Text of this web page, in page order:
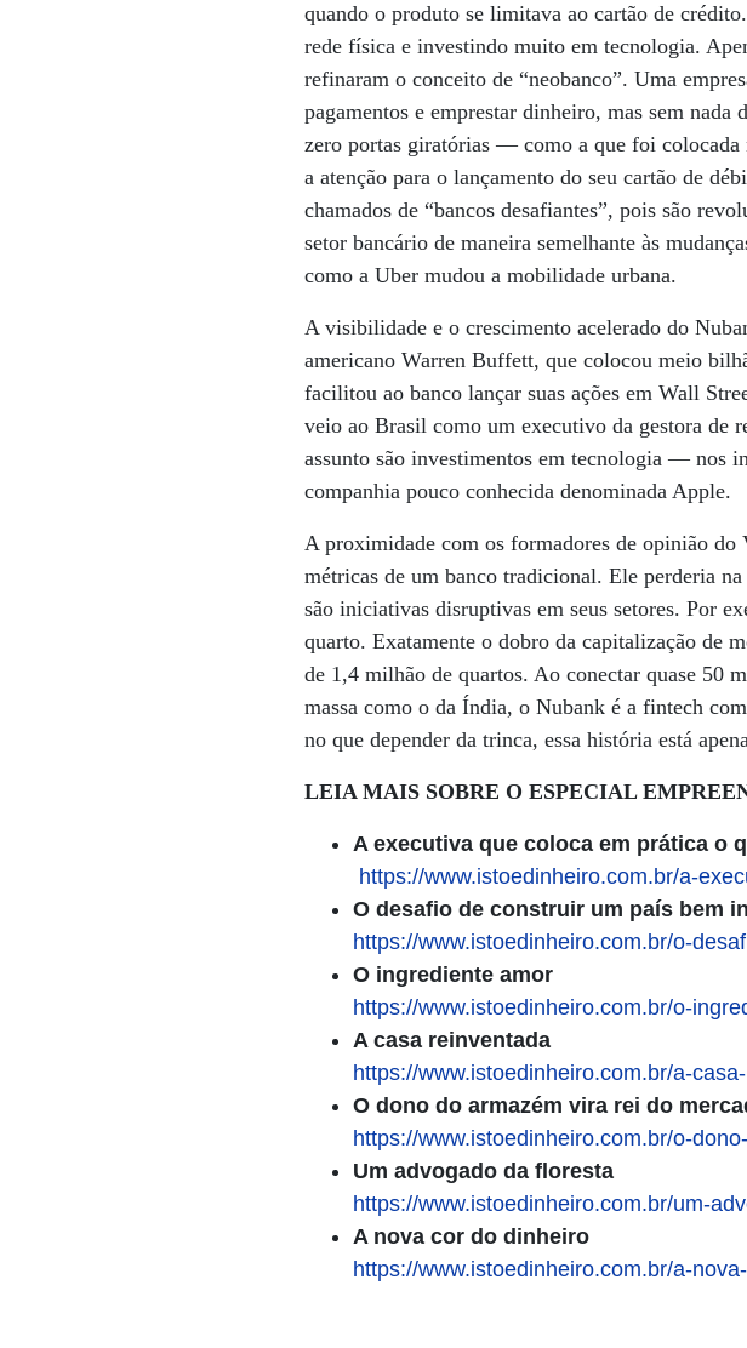
quando o produto se limitava ao cartão de
rede física e investindo muito em tecnologia.
refinaram o conceito de “neobanco”. Uma
pagamentos e emprestar dinheiro, mas sem
zero portas giratórias ­— como a que foi colocada
a atenção para o lançamento do seu cartão de
chamados de “bancos desafiantes”, pois são
setor bancário de maneira semelhante às
como a Uber mudou a mobilidade urbana.
A visibilidade e o crescimento acelerado do
americano Warren Buffett, que colocou meio
facilitou ao banco lançar suas ações em Wall
veio ao Brasil como um executivo da gestora de
assunto são investimentos em tecnologia — nos
companhia pouco conhecida denominada Apple.
A proximidade com os formadores de opinião
métricas de um banco tradicional. Ele perderia
são iniciativas disruptivas em seus setores. Por
quarto. Exatamente o dobro da capitalização de
de 1,4 milhão de quartos. Ao conectar quase 50
massa como o da Índia, o Nubank é a fintech
no que depender da trinca, essa história está
LEIA MAIS SOBRE O ESPECIAL
A executiva que coloca em prática o
https://www.istoedinheiro.com.br/a-
O desafio de construir um país bem
https://www.istoedinheiro.com.br/o-
O ingrediente amor
https://www.istoedinheiro.com.br/o-
A casa reinventada
https://www.istoedinheiro.com.br/a-
O dono do armazém vira rei do
https://www.istoedinheiro.com.br/o-
Um advogado da floresta
https://www.istoedinheiro.com.br/um-
A nova cor do dinheiro
https://www.istoedinheiro.com.br/a-